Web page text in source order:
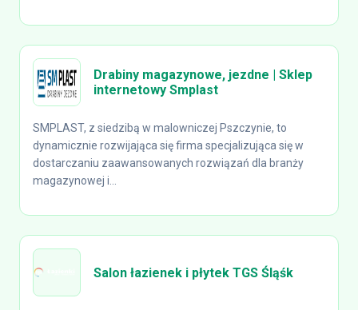
Drabiny magazynowe, jezdne | Sklep
internetowy Smplast
SMPLAST, z siedzibą w malowniczej Pszczynie, to
dynamicznie rozwijająca się firma specjalizująca się w
dostarczaniu zaawansowanych rozwiązań dla branży
magazynowej i...
Salon łazienek i płytek TGS Śląśk